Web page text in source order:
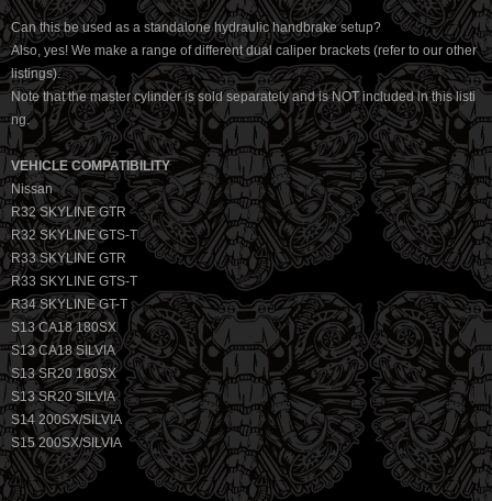
Can this be used as a standalone hydraulic handbrake setup?
Also, yes! We make a range of different dual caliper brackets (refer to our other
listings).
Note that the master cylinder is sold separately and is NOT included in this listi
ng.
VEHICLE COMPATIBILITY
Nissan
R32 SKYLINE GTR
R32 SKYLINE GTS-T
R33 SKYLINE GTR
R33 SKYLINE GTS-T
R34 SKYLINE GT-T
S13 CA18 180SX
S13 CA18 SILVIA
S13 SR20 180SX
S13 SR20 SILVIA
S14 200SX/SILVIA
S15 200SX/SILVIA